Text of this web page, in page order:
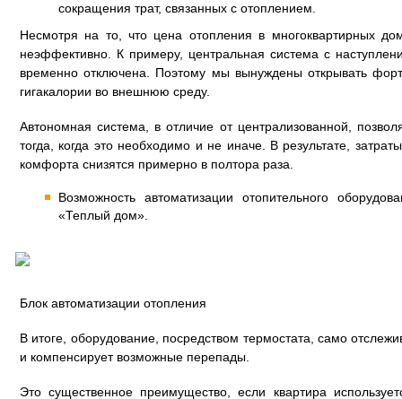
сокращения трат, связанных с отоплением.
Несмотря на то, что цена отопления в многоквартирных
неэффективно. К примеру, центральная система с
временно отключена. Поэтому мы вынуждены открывать
гигакалории во внешнюю среду.
Автономная система, в отличие от централизованной,
тогда, когда это необходимо и не иначе. В результате,
комфорта снизятся примерно в полтора раза.
Возможность автоматизации отопительного
«Теплый дом».
Блок автоматизации отопления
В итоге, оборудование, посредством термостата, само
и компенсирует возможные перепады.
Это существенное преимущество, если квартира